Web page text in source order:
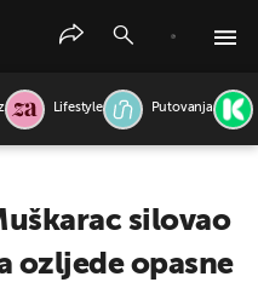
Lifestyle Putovanja
silovao
ozljede opasne